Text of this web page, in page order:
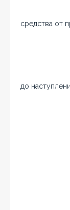
средства от
до